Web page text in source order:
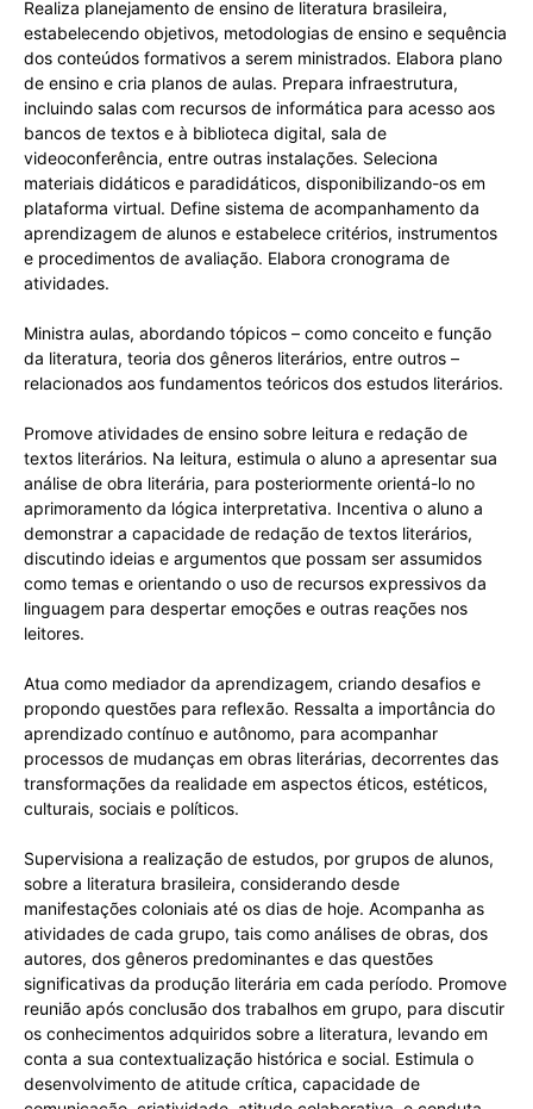
Realiza planejamento de ensino de literatura brasileira,
estabelecendo objetivos, metodologias de ensino e sequência
dos conteúdos formativos a serem ministrados. Elabora plano
de ensino e cria planos de aulas. Prepara infraestrutura,
incluindo salas com recursos de informática para acesso aos
bancos de textos e à biblioteca digital, sala de
videoconferência, entre outras instalações. Seleciona
materiais didáticos e paradidáticos, disponibilizando-os em
plataforma virtual. Define sistema de acompanhamento da
aprendizagem de alunos e estabelece critérios, instrumentos
e procedimentos de avaliação. Elabora cronograma de
atividades.
Ministra aulas, abordando tópicos – como conceito e função
da literatura, teoria dos gêneros literários, entre outros –
relacionados aos fundamentos teóricos dos estudos literários.
Promove atividades de ensino sobre leitura e redação de
textos literários. Na leitura, estimula o aluno a apresentar sua
análise de obra literária, para posteriormente orientá-lo no
aprimoramento da lógica interpretativa. Incentiva o aluno a
demonstrar a capacidade de redação de textos literários,
discutindo ideias e argumentos que possam ser assumidos
como temas e orientando o uso de recursos expressivos da
linguagem para despertar emoções e outras reações nos
leitores.
Atua como mediador da aprendizagem, criando desafios e
propondo questões para reflexão. Ressalta a importância do
aprendizado contínuo e autônomo, para acompanhar
processos de mudanças em obras literárias, decorrentes das
transformações da realidade em aspectos éticos, estéticos,
culturais, sociais e políticos.
Supervisiona a realização de estudos, por grupos de alunos,
sobre a literatura brasileira, considerando desde
manifestações coloniais até os dias de hoje. Acompanha as
atividades de cada grupo, tais como análises de obras, dos
autores, dos gêneros predominantes e das questões
significativas da produção literária em cada período. Promove
reunião após conclusão dos trabalhos em grupo, para discutir
os conhecimentos adquiridos sobre a literatura, levando em
conta a sua contextualização histórica e social. Estimula o
desenvolvimento de atitude crítica, capacidade de